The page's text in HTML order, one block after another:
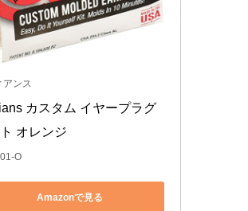
アンス
カスタム イヤープラグ
オレンジ
O
Amazonで見る